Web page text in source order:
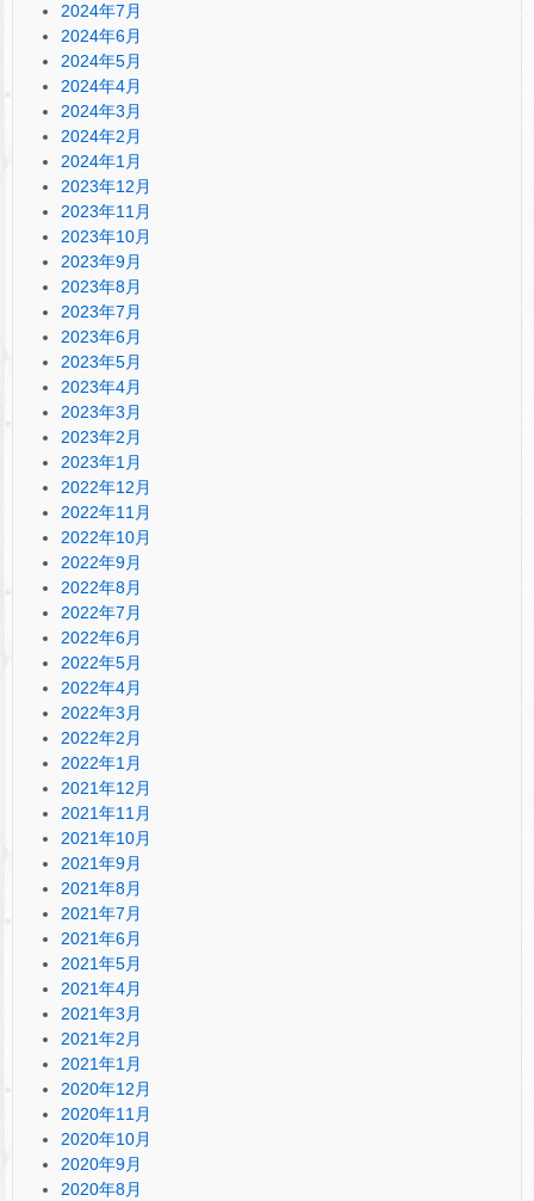
2024年7月
2024年6月
2024年5月
2024年4月
2024年3月
2024年2月
2024年1月
2023年12月
2023年11月
2023年10月
2023年9月
2023年8月
2023年7月
2023年6月
2023年5月
2023年4月
2023年3月
2023年2月
2023年1月
2022年12月
2022年11月
2022年10月
2022年9月
2022年8月
2022年7月
2022年6月
2022年5月
2022年4月
2022年3月
2022年2月
2022年1月
2021年12月
2021年11月
2021年10月
2021年9月
2021年8月
2021年7月
2021年6月
2021年5月
2021年4月
2021年3月
2021年2月
2021年1月
2020年12月
2020年11月
2020年10月
2020年9月
2020年8月